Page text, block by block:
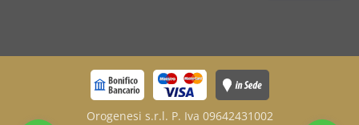
Orogenesi s.r.l. P. Iva 09642431002